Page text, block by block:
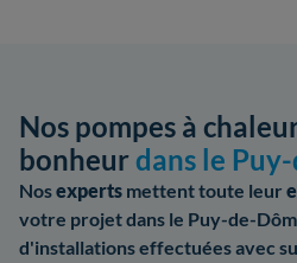
Nos pompes à
bonheurdans le
Nosexperts mettent toute leur
votre projet dans le Puy-de-
d'installations effectuées avec